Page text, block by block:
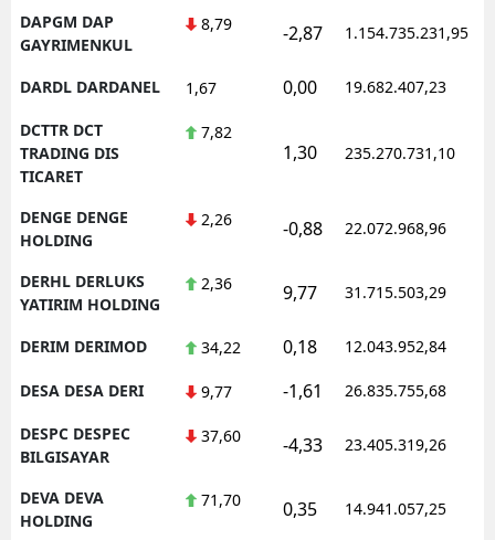
DAPGM DAP
GAYRIMENKUL
8,79 -2,87 1.154.735.231,95
DARDL DARDANEL 1,67 0,00 19.682.407,23
DCTTR DCT
TRADING DIS
TICARET
7,82
1,30 235.270.731,10
DENGE DENGE
HOLDING
2,26 -0,88 22.072.968,96
DERHL DERLUKS
YATIRIM HOLDING
2,36 9,77 31.715.503,29
DERIM DERIMOD 34,22 0,18 12.043.952,84
DESA DESA DERI 9,77 -1,61 26.835.755,68
DESPC DESPEC
BILGISAYAR
37,60 -4,33 23.405.319,26
DEVA DEVA
HOLDING
71,70 0,35 14.941.057,25